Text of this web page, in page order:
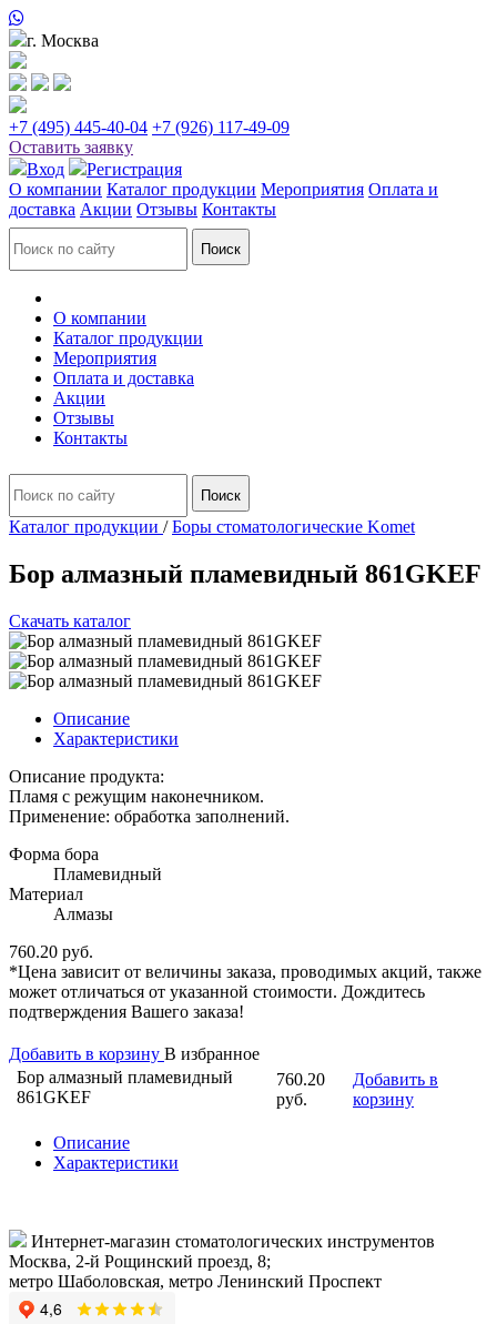
г. Москва
+7 (495) 445-40-04 +7 (926) 117-49-09
Оставить заявку
Вход
Регистрация
О компании Каталог продукции Мероприятия Оплата и
доставка Акции Отзывы Контакты
О компании
Каталог продукции
Мероприятия
Оплата и доставка
Акции
Отзывы
Контакты
Каталог продукции /Боры стоматологические Komet
Бор алмазный пламевидный 861GKEF
Скачать каталог
Описание
Характеристики
Описание продукта:
Пламя с режущим наконечником.
Применение: обработка заполнений.
Форма бора
Пламевидный
Материал
Алмазы
760.20 руб.
*Цена зависит от величины заказа, проводимых акций, также
может отличаться от указанной стоимости. Дождитесь
подтверждения Вашего заказа!
Добавить в корзину В избранное
Бор алмазный пламевидный
861GKEF
760.20
руб.
Добавить в
корзину
Описание
Характеристики
Интернет-магазин стоматологических инструментов
Москва, 2-й Рощинский проезд, 8;
метро Шаболовская, метро Ленинский Проспект